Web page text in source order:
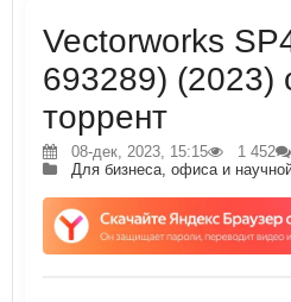
Vectorworks
693289) (2023)
торрент
08-дек, 2023, 15:15 1 452
Для бизнеса, офиса и